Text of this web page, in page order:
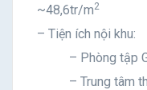
~48,6tr/m2
– Tiện ích nội khu:
– Phòng tập
– Trung tâm